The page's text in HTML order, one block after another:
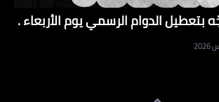
بتعطيل الدوام الرسمي يوم الأربعاء .